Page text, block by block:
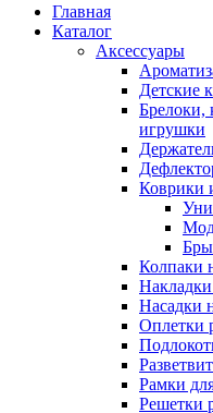
Главная
Каталог
Аксессуары
Детские
Брелоки,
игрушки
Коврики
Колпаки
Насадки
Оплетки
Рамки
Решетки